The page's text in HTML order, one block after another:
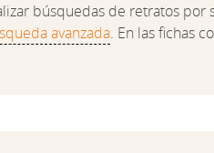
búsquedas de retratos por
avanzada. En las fichas